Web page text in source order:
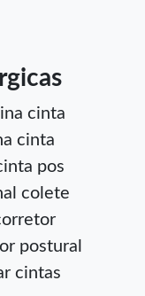
cinta
cinta
pos
colete
postural
cintas